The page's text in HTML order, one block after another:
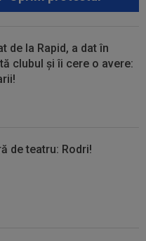
de la Rapid, a dat în
clubul și îi cere o avere:
de teatru: Rodri!